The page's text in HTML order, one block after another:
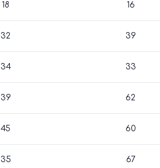
18 16
32 39
34 33
39 62
45 60
35 67